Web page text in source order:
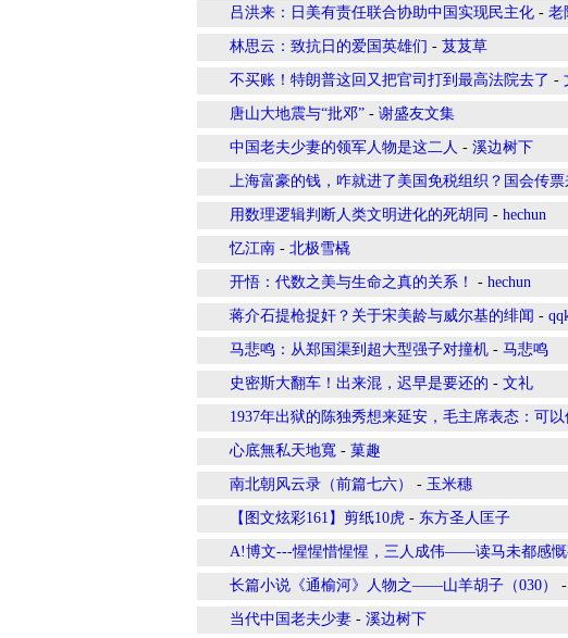
吕洪来：日美有责任联合协助中国实现民主化 - 老
林思云：致抗日的爱国英雄们 - 芨芨草
不买账！特朗普这回又把官司打到最高法院去了 -
唐山大地震与“批邓” - 谢盛友文集
中国老夫少妻的领军人物是这二人 - 溪边树下
上海富豪的钱，咋就进了美国免税组织？国会传票
用数理逻辑判断人类文明进化的死胡同 - hechun
忆江南 - 北极雪橇
开悟：代数之美与生命之真的关系！ - hechun
蒋介石提枪捉奸？关于宋美龄与威尔基的绯闻 -
马悲鸣：从郑国渠到超大型强子对撞机 - 马悲鸣
史密斯大翻车！出来混，迟早是要还的 - 文礼
1937年出狱的陈独秀想来延安，毛主席表态：可
心底無私天地寬 - 菓趣
南北朝风云录（前篇七六） - 玉米穗
【图文炫彩161】剪纸10虎 - 东方圣人匡子
A!博文---惺惺惜惺惺，三人成伟——读马未都感
长篇小说《通榆河》人物之——山羊胡子（030） -
当代中国老夫少妻 - 溪边树下